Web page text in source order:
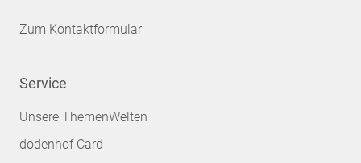
Zum Kontaktformular
Service
Unsere ThemenWelten
dodenhof Card